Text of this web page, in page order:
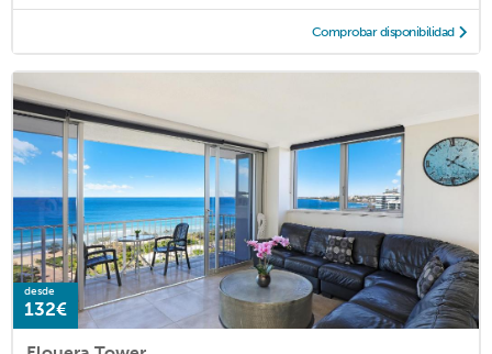
Comprobar disponibilidad
desde
132€